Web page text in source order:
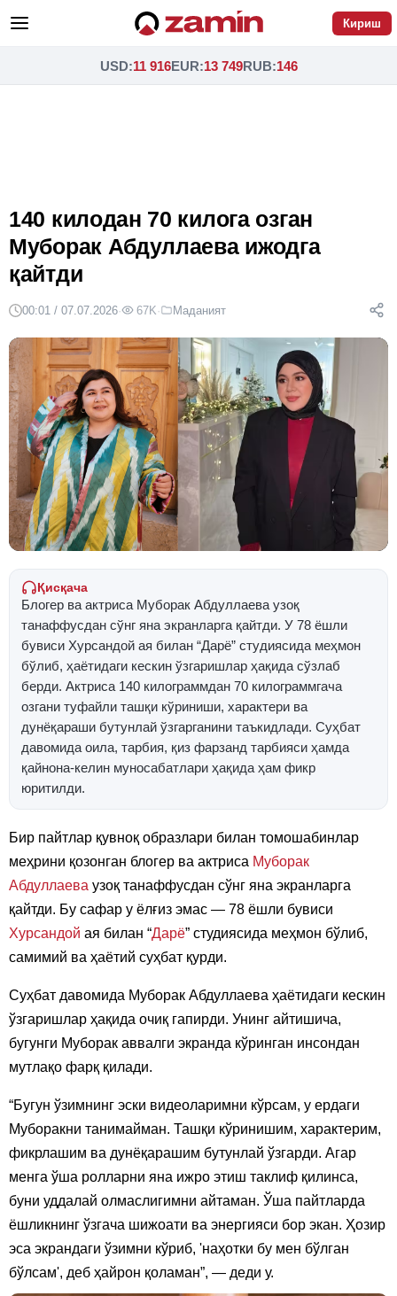
Кириш
USD:11 916EUR:13 749RUB:146
140 килодан 70 килога озган
Муборак Абдуллаева ижодга
қайтди
00:01 / 07.07.2026· 67K· Маданият
Қисқача
Блогер ва актриса Муборак Абдуллаева узоқ
танаффусдан сўнг яна экранларга қайтди. У 78 ёшли
бувиси Хурсандой ая билан “Дарё” студиясида меҳмон
бўлиб, ҳаётидаги кескин ўзгаришлар ҳақида сўзлаб
берди. Актриса 140 килограммдан 70 килограммгача
озгани туфайли ташқи кўриниши, характери ва
дунёқараши бутунлай ўзгарганини таъкидлади. Суҳбат
давомида оила, тарбия, қиз фарзанд тарбияси ҳамда
қайнона-келин муносабатлари ҳақида ҳам фикр
юритилди.
Бир пайтлар қувноқ образлари билан томошабинлар
меҳрини қозонган блогер ва актриса Муборак
Абдуллаева узоқ танаффусдан сўнг яна экранларга
қайтди. Бу сафар у ёлғиз эмас — 78 ёшли бувиси
Хурсандой ая билан “Дарё” студиясида меҳмон бўлиб,
самимий ва ҳаётий суҳбат қурди.
Суҳбат давомида Муборак Абдуллаева ҳаётидаги кескин
ўзгаришлар ҳақида очиқ гапирди. Унинг айтишича,
бугунги Муборак аввалги экранда кўринган инсондан
мутлақо фарқ қилади.
“Бугун ўзимнинг эски видеоларимни кўрсам, у ердаги
Муборакни танимайман. Ташқи кўринишим, характерим,
фикрлашим ва дунёқарашим бутунлай ўзгарди. Агар
менга ўша ролларни яна ижро этиш таклиф қилинса,
буни уддалай олмаслигимни айтаман. Ўша пайтларда
ёшликнинг ўзгача шижоати ва энергияси бор экан. Ҳозир
эса экрандаги ўзимни кўриб, 'наҳотки бу мен бўлган
бўлсам', деб ҳайрон қоламан”, — деди у.